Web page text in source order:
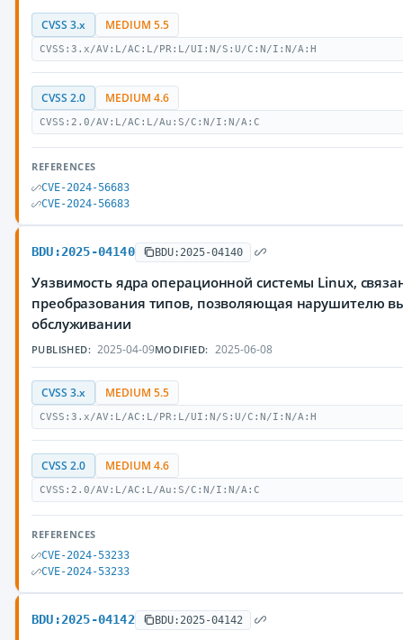
CVSS 3.x MEDIUM 5.5
CVSS:3.x/AV:L/AC:L/PR:L/UI:N/S:U/C:N/I:N/A:H
CVSS 2.0 MEDIUM 4.6
CVSS:2.0/AV:L/AC:L/Au:S/C:N/I:N/A:C
REFERENCES
CVE-2024-56683
CVE-2024-56683
BDU:2025-04140 BDU:2025-04140
Уязвимость ядра операционной системы Linux,
преобразования типов, позволяющая нарушителю
обслуживании
PUBLISHED: 2025-04-09MODIFIED: 2025-06-08
CVSS 3.x MEDIUM 5.5
CVSS:3.x/AV:L/AC:L/PR:L/UI:N/S:U/C:N/I:N/A:H
CVSS 2.0 MEDIUM 4.6
CVSS:2.0/AV:L/AC:L/Au:S/C:N/I:N/A:C
REFERENCES
CVE-2024-53233
CVE-2024-53233
BDU:2025-04142 BDU:2025-04142